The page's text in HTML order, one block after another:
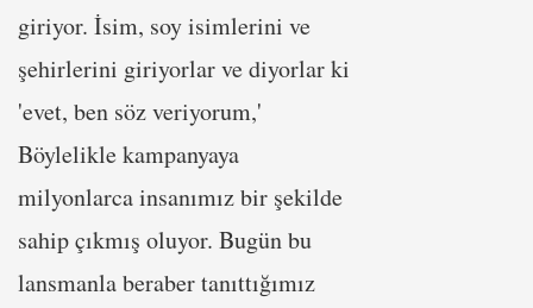
giriyor. İsim, soy isimlerini ve
şehirlerini giriyorlar ve diyorlar ki
'evet, ben söz veriyorum,'
Böylelikle kampanyaya
milyonlarca insanımız bir şekilde
sahip çıkmış oluyor. Bugün bu
lansmanla beraber tanıttığımız